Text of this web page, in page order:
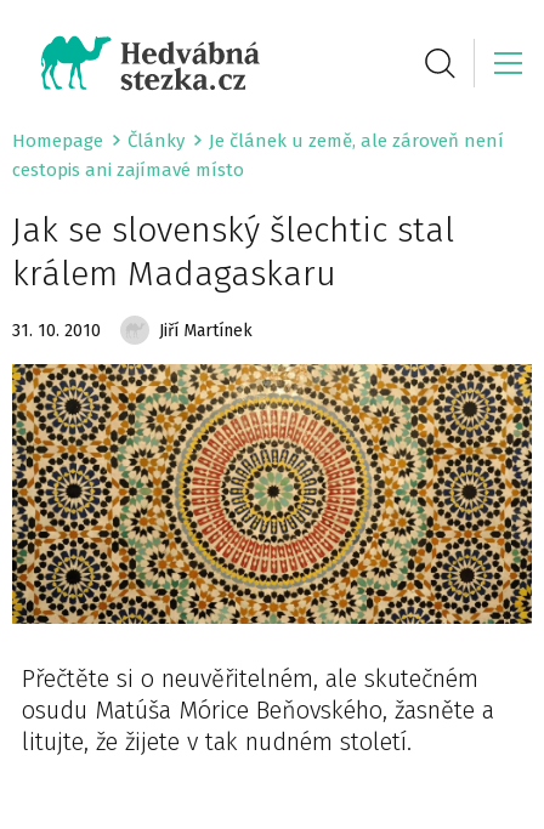
Homepage Články
Je článek u země, ale zároveň není
cestopis ani zajímavé místo
Jak se slovenský šlechtic stal
králem Madagaskaru
31. 10. 2010 Jiří Martínek
Přečtěte si o neuvěřitelném, ale skutečném
osudu Matúša Mórice Beňovského, žasněte a
litujte, že žijete v tak nudném století.